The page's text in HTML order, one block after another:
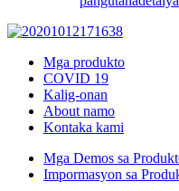
Mga produkto
COVID 19
Kalig-onan
About namo
Kontaka kami
Mga Demos sa
Impormasyon sa